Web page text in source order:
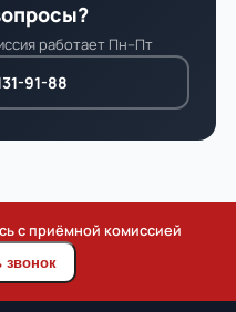
работает Пн–Пт
91-88
с приёмной комиссией
звонок